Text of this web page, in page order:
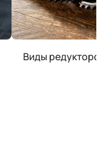
Виды редукторов